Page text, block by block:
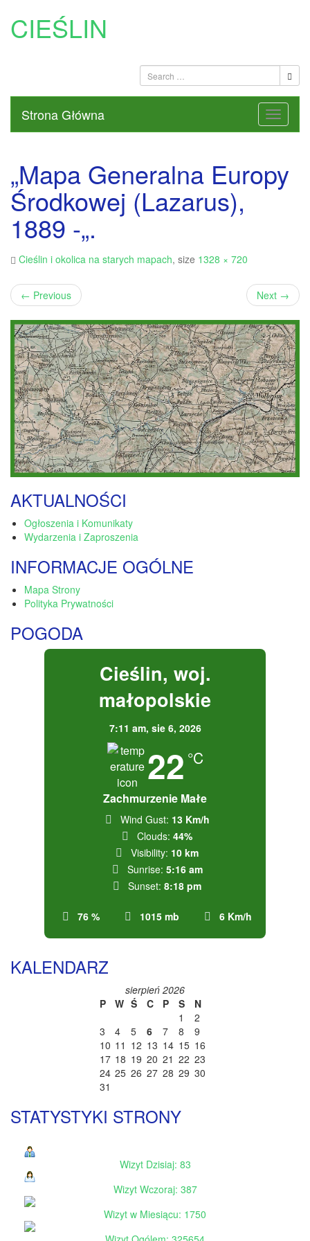
CIEŚLIN
Strona Główna
„Mapa Generalna Europy
Środkowej (Lazarus),
1889 -„.
Cieślin i okolica na starych mapach, size 1328 × 720
← Previous Next →
AKTUALNOŚCI
Ogłoszenia i Komunikaty
Wydarzenia i Zaproszenia
INFORMACJE OGÓLNE
Mapa Strony
Polityka Prywatności
POGODA
Cieślin, woj.
małopolskie
7:11 am, sie 6, 2026
22 °C
Zachmurzenie Małe
76 % 1015 mb 6 Km/h
Wind Gust: 13 Km/h
Clouds: 44%
Visibility: 10 km
Sunrise: 5:16 am
Sunset: 8:18 pm
KALENDARZ
sierpień 2026
P
W Ś C P S
N
1
2
3
4 5 6 7 8
9
10 11 12 13 14 15 16
17 18 19 20 21 22 23
24 25 26 27 28 29 30
31
STATYSTYKI STRONY
Wizyt Dzisiaj: 83
Wizyt Wczoraj: 387
Wizyt w Miesiącu: 1750